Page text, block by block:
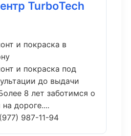
TurboTech
и покраска в
и покраска под
до выдачи
8 лет заботимся о
дороге....
987-11-94